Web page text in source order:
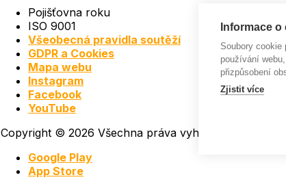
Pojišťovna roku
ISO 9001
Všeobecná pravidla soutěží
GDPR a Cookies
Mapa webu
Instagram
Facebook
YouTube
Copyright © 2026 Všechna práva vyhrazena | Made
Google Play
App Store
Informace
Soubory cookie
používání
přizpůsobení
Zjistit více